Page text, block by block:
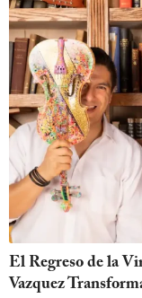
El Regreso de la
Vazquez